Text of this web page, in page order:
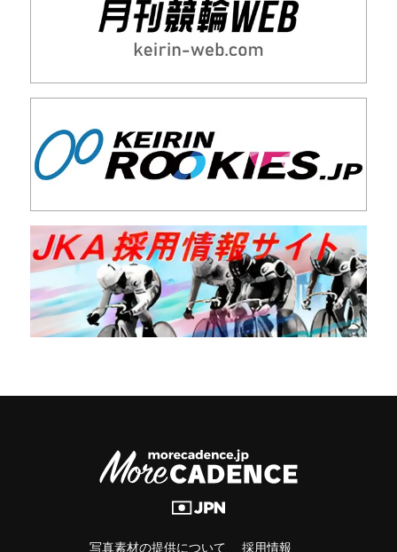
写真素材の提供について 採用情報